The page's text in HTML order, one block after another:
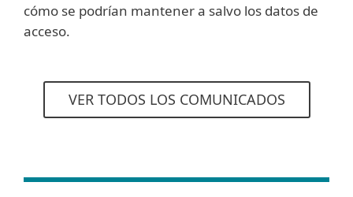
cómo se podrían mantener a salvo los datos de
acceso.
VER TODOS LOS COMUNICADOS